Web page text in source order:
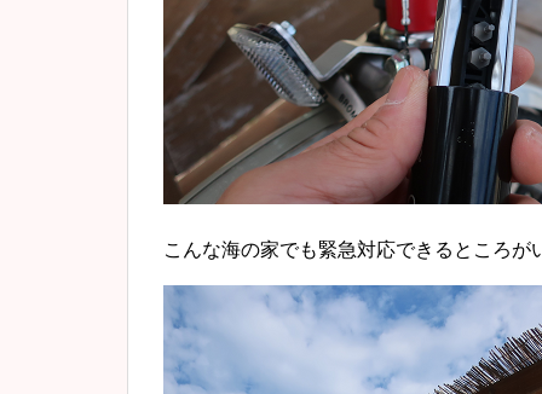
こんな海の家でも緊急対応できるところが